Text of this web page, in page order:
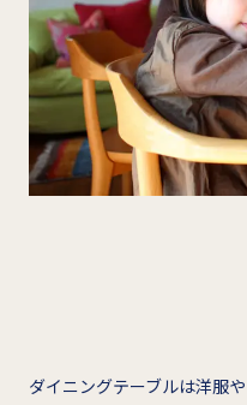
ダイニングテーブルは洋服